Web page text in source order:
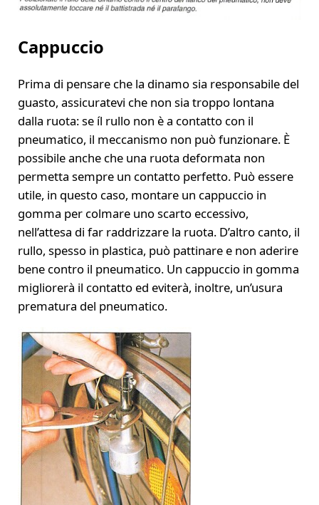
Cappuccio
Prima di pensare che la dinamo sia responsabile del
guasto, assicuratevi che non sia troppo lontana
dalla ruota: se íl rullo non è a contatto con il
pneumatico, il meccanismo non può funzionare. È
possibile anche che una ruota deformata non
permetta sempre un contatto perfetto. Può essere
utile, in questo caso, montare un cappuccio in
gomma per colmare uno scarto eccessivo,
nell’attesa di far raddrizzare la ruota. D’altro canto, il
rullo, spesso in plastica, può pattinare e non aderire
bene contro il pneumatico. Un cappuccio in gomma
migliorerà il contatto ed eviterà, inoltre, un’usura
prematura del pneumatico.